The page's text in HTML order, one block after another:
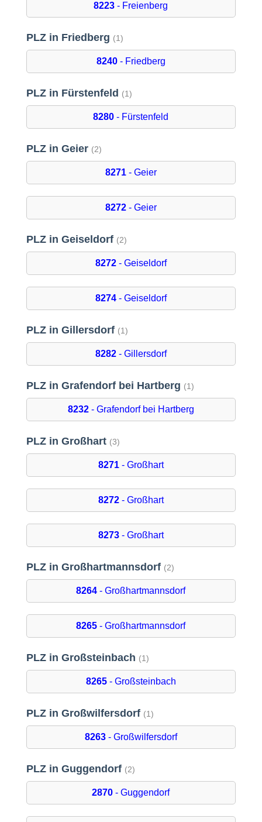
8223 - Freienberg
PLZ in Friedberg (1)
8240- Friedberg
PLZ in Fürstenfeld (1)
8280 - Fürstenfeld
PLZ in Geier (2)
8271- Geier
8272- Geier
PLZ in Geiseldorf (2)
8272- Geiseldorf
8274- Geiseldorf
PLZ in Gillersdorf (1)
8282- Gillersdorf
PLZ in Grafendorf bei Hartberg (1)
8232- Grafendorf bei Hartberg
PLZ in Großhart (3)
8271- Großhart
8272- Großhart
8273- Großhart
PLZ in Großhartmannsdorf (2)
8264 - Großhartmannsdorf
8265 - Großhartmannsdorf
PLZ in Großsteinbach (1)
8265- Großsteinbach
PLZ in Großwilfersdorf (1)
8263- Großwilfersdorf
PLZ in Guggendorf (2)
2870 - Guggendorf